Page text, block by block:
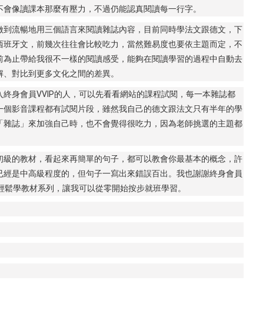
像讀課本那麼有壓力，不過仍能認真閱讀每一行字。
到流暢地用三個語言來閱讀雜誌內容，目前同時學法文跟德文，下
班牙文，前幾次往往會比較吃力，當然難易度也要依主題而定，不
為止帶給我很不一樣的閱讀感受，能夠在閱讀學習的過程中自動去
對比到更多文化之間的差異。
終身會員VVIP的人，可以先看看網站的課程試閱，每一本雜誌都
個影音課程都有試閱片段，雖然我自己的德文跟法文只有半年的學
雜誌」來加強自己時，也不會覺得很吃力，因為老師挑選的主題都
級的教材，看起來再簡單的句子，都可以教會你最基本的概念，許
經是中高級程度的，但句子一寫出來錯誤百出。我也謝謝終身會員
鬆學教材系列，讓我可以從零開始按步就班學習。